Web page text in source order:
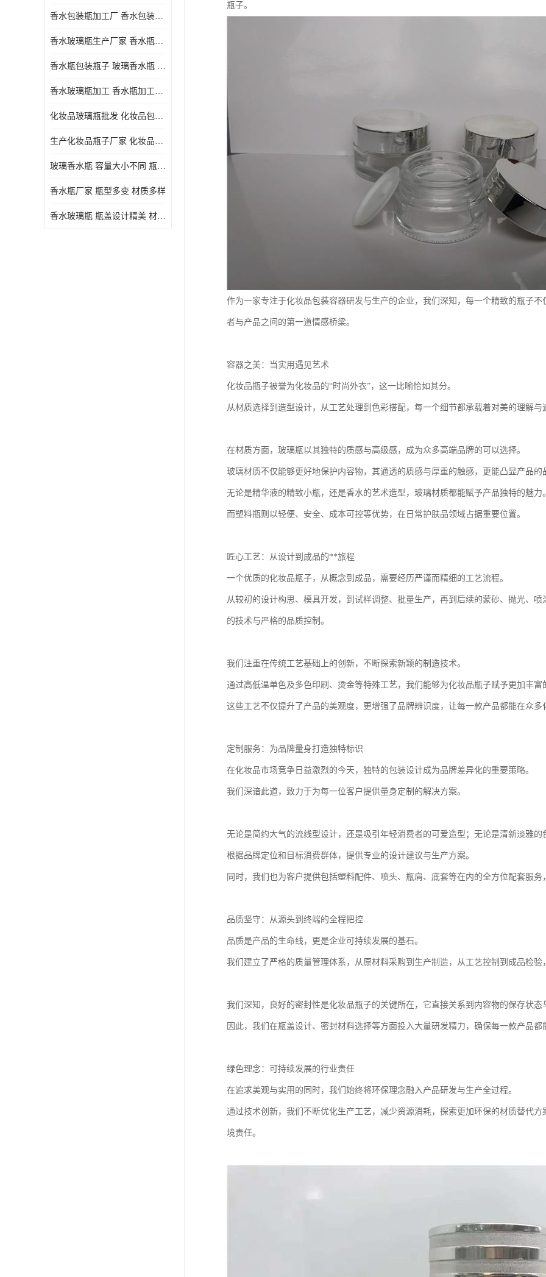
香水包装瓶加工厂 香水包装瓶厂家 瓶盖设计精美
香水玻璃瓶生产厂家 香水瓶设计 通常配有喷雾器或滴管
香水瓶包装瓶子 玻璃香水瓶 材质多样
香水玻璃瓶加工 香水瓶加工厂 容量大小不同
化妆品玻璃瓶批发 化妆品包材 具有良好的密封性能
生产化妆品瓶子厂家 化妆品玻璃瓶 采用塑料或玻璃材质制成
玻璃香水瓶 容量大小不同 瓶盖设计精美
香水瓶厂家 瓶型多变 材质多样
香水玻璃瓶 瓶盖设计精美 材质多样
瓶子。
作为一家专注于化妆品包装容器研发与生产的企业，我们深知，每一个精致的瓶子
者与产品之间的第一道情感桥梁。
容器之美：当实用遇见艺术
化妆品瓶子被誉为化妆品的“时尚外衣”，这一比喻恰如其分。
从材质选择到造型设计，从工艺处理到色彩搭配，每一个细节都承载着对美的理解与
在材质方面，玻璃瓶以其独特的质感与高级感，成为众多高端品牌的可以选择。
玻璃材质不仅能够更好地保护内容物，其通透的质感与厚重的触感，更能凸显产品的
无论是精华液的精致小瓶，还是香水的艺术造型，玻璃材质都能赋予产品独特的魅力
而塑料瓶则以轻便、安全、成本可控等优势，在日常护肤品领域占据重要位置。
匠心工艺：从设计到成品的**旅程
一个优质的化妆品瓶子，从概念到成品，需要经历严谨而精细的工艺流程。
从较初的设计构思、模具开发，到试样调整、批量生产，再到后续的蒙砂、抛光、
的技术与严格的品质控制。
我们注重在传统工艺基础上的创新，不断探索新颖的制造技术。
通过高低温单色及多色印刷、烫金等特殊工艺，我们能够为化妆品瓶子赋予更加丰富
这些工艺不仅提升了产品的美观度，更增强了品牌辨识度，让每一款产品都能在众多
定制服务：为品牌量身打造独特标识
在化妆品市场竞争日益激烈的今天，独特的包装设计成为品牌差异化的重要策略。
我们深谙此道，致力于为每一位客户提供量身定制的解决方案。
无论是简约大气的流线型设计，还是吸引年轻消费者的可爱造型；无论是清新淡雅
根据品牌定位和目标消费群体，提供专业的设计建议与生产方案。
同时，我们也为客户提供包括塑料配件、喷头、瓶肩、底套等在内的全方位配套服
品质坚守：从源头到终端的全程把控
品质是产品的生命线，更是企业可持续发展的基石。
我们建立了严格的质量管理体系，从原材料采购到生产制造，从工艺控制到成品检
我们深知，良好的密封性是化妆品瓶子的关键所在，它直接关系到内容物的保存状态
因此，我们在瓶盖设计、密封材料选择等方面投入大量研发精力，确保每一款产品
绿色理念：可持续发展的行业责任
在追求美观与实用的同时，我们始终将环保理念融入产品研发与生产全过程。
通过技术创新，我们不断优化生产工艺，减少资源消耗，探索更加环保的材质替代
境责任。